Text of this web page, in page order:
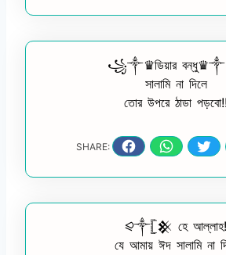
꧁༒♛ডিয়ার
সালামি না দিলে
তোর উপরে ঠাডা পড়বো!!
SHARE:
⪨༒𓊈𒆜 হে আল্লাহ!
যে আমায় ঈদ সালামি না